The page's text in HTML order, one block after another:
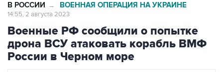
В РОССИИ → ВОЕННАЯ ОПЕРАЦИЯ НА УКРАИНЕ
14:55, 2 августа 2023
Военные РФ сообщили о попытке
дрона ВСУ атаковать корабль ВМФ
России в Черном море